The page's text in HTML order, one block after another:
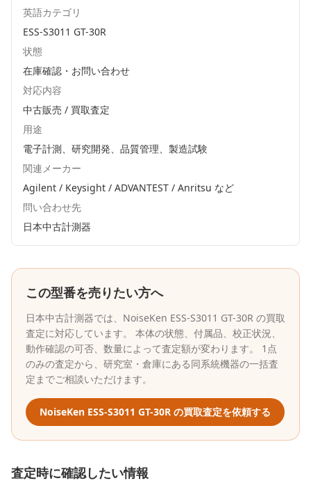
英語カテゴリ
ESS-S3011 GT-30R
状態
在庫確認・お問い合わせ
対応内容
中古販売 / 買取査定
用途
電子計測、研究開発、品質管理、製造試験
関連メーカー
Agilent / Keysight / ADVANTEST / Anritsu など
問い合わせ先
日本中古計測器
この型番を売りたい方へ
日本中古計測器では、 NoiseKen ESS-S3011 GT-30R の買取
査定に対応しています。 本体の状態、付属品、校正状況、
動作確認の可否、数量によって査定額が変わります。 1点
のみの査定から、研究室・倉庫にある同系統機器の一括査
定までご相談いただけます。
NoiseKen ESS-S3011 GT-30R の買取査定を依頼する
査定時に確認したい情報